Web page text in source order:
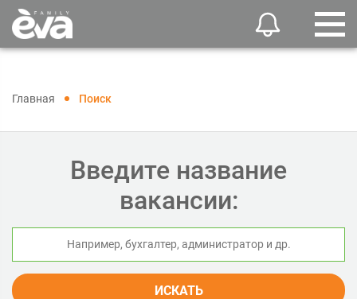
Главная Поиск
Введите название
вакансии:
ИСКАТЬ